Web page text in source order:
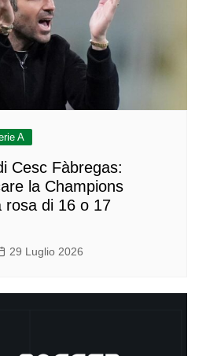
A
Cesc Fàbregas:
la Champions
rosa di 16 o 17
29 Luglio 2026